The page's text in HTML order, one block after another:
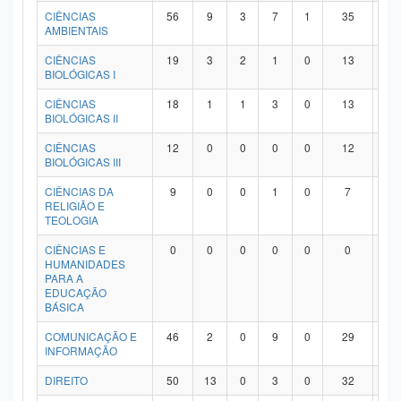
CIÊNCIAS
AMBIENTAIS
56 9 3 7 1 35
CIÊNCIAS
BIOLÓGICAS I
19 3 2 1 0 13
CIÊNCIAS
BIOLÓGICAS II
18 1 1 3 0 13
CIÊNCIAS
BIOLÓGICAS III
12 0 0 0 0 12
CIÊNCIAS DA
RELIGIÃO E
TEOLOGIA
9 0 0 1 0 7
CIÊNCIAS E
HUMANIDADES
PARA A
EDUCAÇÃO
BÁSICA
0 0 0 0 0 0
COMUNICAÇÃO E
INFORMAÇÃO
46 2 0 9 0 29
DIREITO 50 13 0 3 0 32